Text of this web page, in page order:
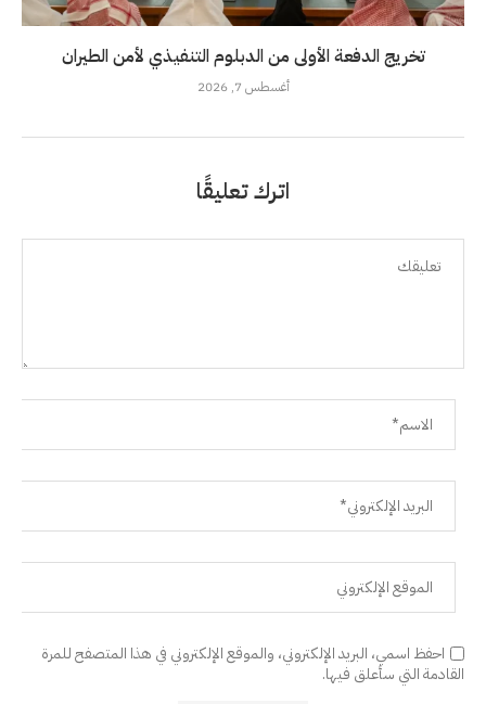
تخريج الدفعة الأولى من الدبلوم التنفيذي لأمن الطيران
أغسطس 7, 2026
اترك تعليقًا
احفظ اسمي، البريد الإلكتروني، والموقع الإلكتروني في هذا المتصفح للمرة
القادمة التي سأعلق فيها.